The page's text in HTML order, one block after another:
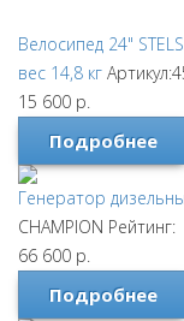
Велосипед 24"
вес 14,8 кг
15 600 р.
Подробнее
Генератор
CHAMPION Рейтинг:
66 600 р.
Подробнее